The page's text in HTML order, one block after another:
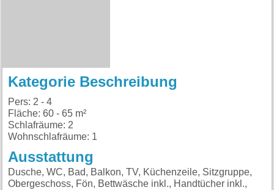
Kategorie Beschreibung
Pers: 2 - 4
Fläche: 60 - 65 m²
Schlafräume: 2
Wohnschlafräume: 1
Ausstattung
Dusche, WC, Bad, Balkon, TV, Küchenzeile, Sitzgruppe,
Obergeschoss, Fön, Bettwäsche inkl., Handtücher inkl.,